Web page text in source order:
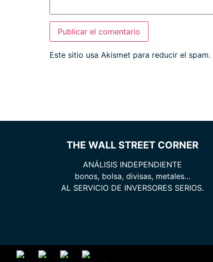
Este sitio usa Akismet para reducir el spam.
THE WALL STREET CORNER
ANÁLISIS INDEPENDIENTE
bonos, bolsa, divisas, metales…
AL SERVICIO DE INVERSORES SERIOS.